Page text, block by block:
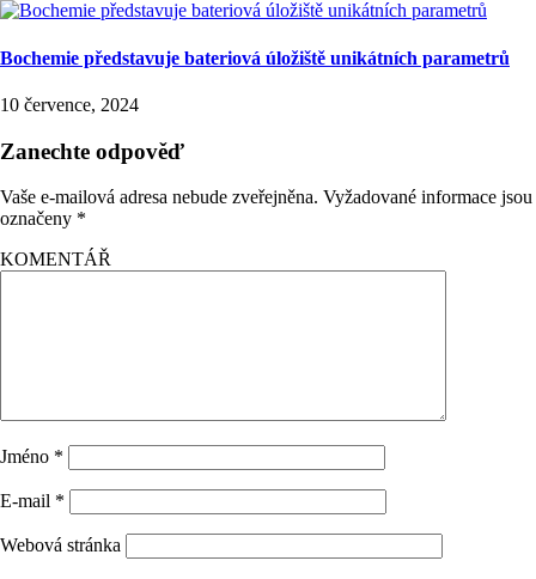
Bochemie představuje bateriová úložiště unikátních parametrů
10 července, 2024
Zanechte odpověď
Vaše e-mailová adresa nebude zveřejněna. Vyžadované informace jsou
označeny *
KOMENTÁŘ
Jméno *
E-mail *
Webová stránka